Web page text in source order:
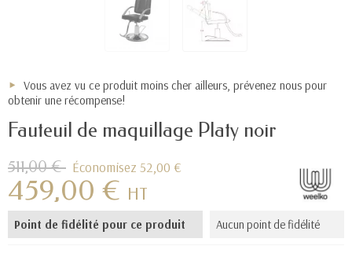
Vous avez vu ce produit moins cher ailleurs, prévenez nous pour
obtenir une récompense!
Fauteuil de maquillage Platy noir
511,00 € Économisez 52,00 €
459,00 € HT
Point de fidélité pour ce produit Aucun point de fidélité